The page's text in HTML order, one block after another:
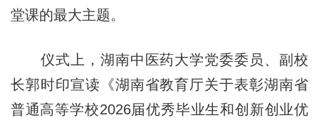
堂课的最大主题。
仪式上，湖南中医药大学党委委员、副校
长郭时印宣读《湖南省教育厅关于表彰湖南省
普通高等学校2026届优秀毕业生和创新创业优